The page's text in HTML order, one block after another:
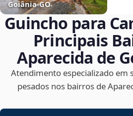
Goiânia‑GO
Guincho para
Principais
Aparecida de
Atendimento especializado em
pesados nos bairros de